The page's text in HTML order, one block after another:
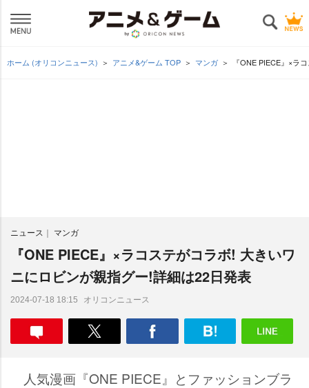
ホーム (オリコンニュース) アニメ&ゲーム TOP マンガ 『ONE PIECE』×ラ
ニュース マンガ
『ONE PIECE』×ラコステがコラボ! 大きいワ
ニにロビンが親指グー!詳細は22日発表
2024-07-18 18:15 オリコンニュース
人気漫画『ONE PIECE』とファッションブラ